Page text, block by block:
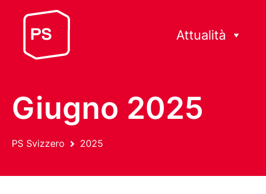
Attualità
Giugno 2025
PS Svizzero 2025